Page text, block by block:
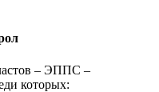
– ЭППС –
которых: